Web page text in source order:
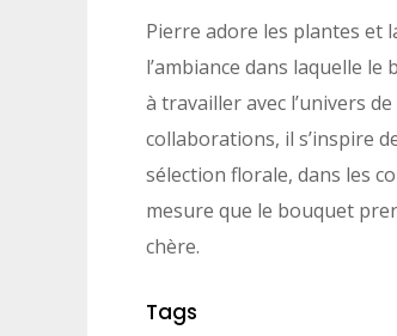
Pierre adore les plantes et
l’ambiance dans laquelle
à travailler avec l’univers
collaborations, il s’inspire
sélection florale, dans les
mesure que le bouquet
chère.
Tags